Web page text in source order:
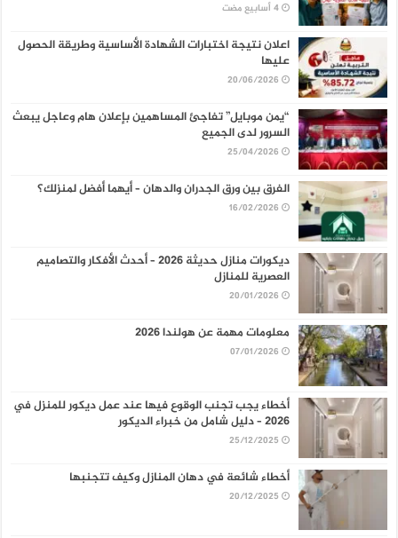
اعلان نتيجة اختبارات الشهادة الأساسية وطريقة الحصول
عليها
20/06/2026
“يمن موبايل” تفاجئ المساهمين بإعلان هام وعاجل يبعث
السرور لدى الجميع
25/04/2026
الفرق بين ورق الجدران والدهان – أيهما أفضل لمنزلك؟
16/02/2026
ديكورات منازل حديثة 2026 – أحدث الأفكار والتصاميم
العصرية للمنازل
20/01/2026
معلومات مهمة عن هولندا 2026
07/01/2026
أخطاء يجب تجنب الوقوع فيها عند عمل ديكور للمنزل في
2026 – دليل شامل من خبراء الديكور
25/12/2025
أخطاء شائعة في دهان المنازل وكيف تتجنبها
20/12/2025